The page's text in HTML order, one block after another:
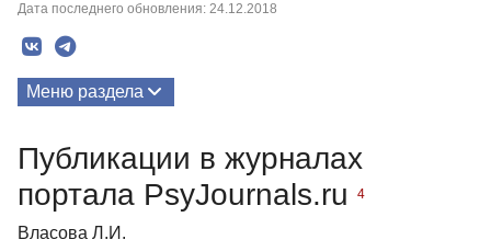
Дата последнего обновления: 24.12.2018
Меню раздела
Биография
Публикации в журналах
портала PsyJournals.ru
4
Власова Л.И.